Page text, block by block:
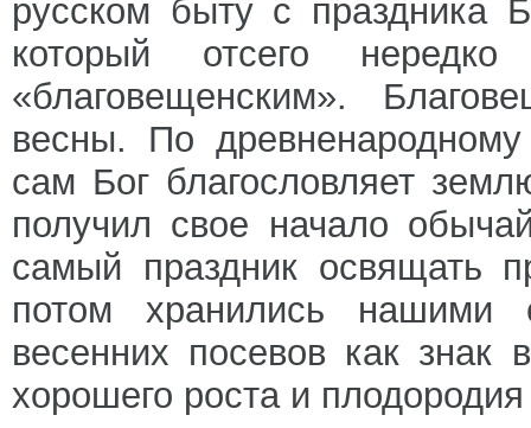
русском быту с праздника
который отсего
«благовещенским».
весны. По
сам Бог благословляет
получил свое начало
самый праздник освящать
потом хранились нашими
весенних посевов как знак
хорошего роста и